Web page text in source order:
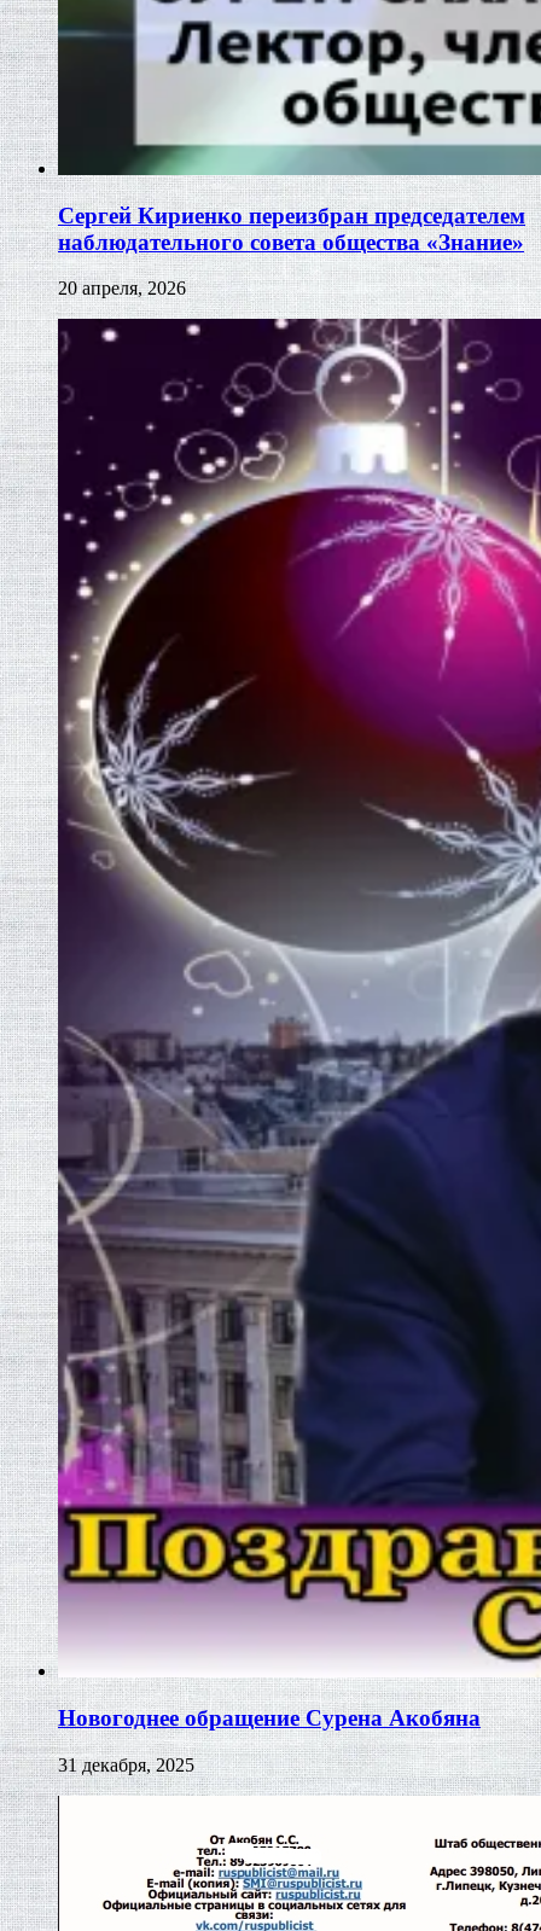
Сергей Кириенко переизбран председателем
наблюдательного совета общества «Знание»
20 апреля, 2026
Новогоднее обращение Сурена Акобяна
31 декабря, 2025